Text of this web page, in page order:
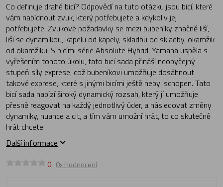
Co definuje drahé bicí? Odpovědí na tuto otázku jsou bicí, které
vám nabídnout zvuk, který potřebujete a kdykoliv jej
potřebujete. Zvukové požadavky se mezi bubeníky značně liší,
liší se dynamikou, kapelu od kapely, skladbu od skladby, okamžik
od okamžiku. S bicími série Absolute Hybrid, Yamaha uspěla s
vyřešením tohoto úkolu, tato bicí sada přináší neobyčejný
stupeň síly exprese, což bubeníkovi umožňuje dosáhnout
takové exprese, které s jinými bicími ještě nebyl schopen. Tato
bicí sada nabízí široký dynamický rozsah, který jí umožňuje
přesně reagovat na každý jednotlivý úder, a následovat změny
dynamiky, nuance a cit, a tím vám umožní hrát, to co skutečně
hrát chcete.
Další informace
0 0x Hodnocení